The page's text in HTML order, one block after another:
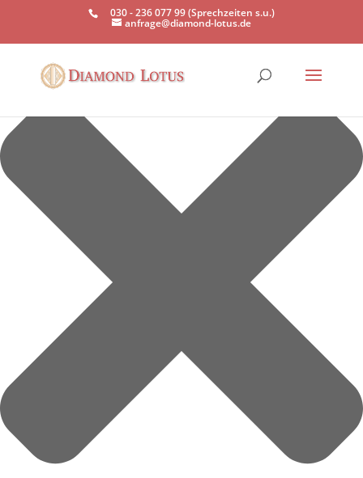
Einwilligung verwalten030 - 236 077 99 (Sprechzeiten s.u.)
anfrage@diamond-lotus.de